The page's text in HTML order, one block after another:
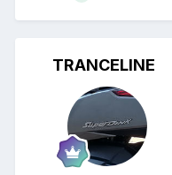
TRANCELINE